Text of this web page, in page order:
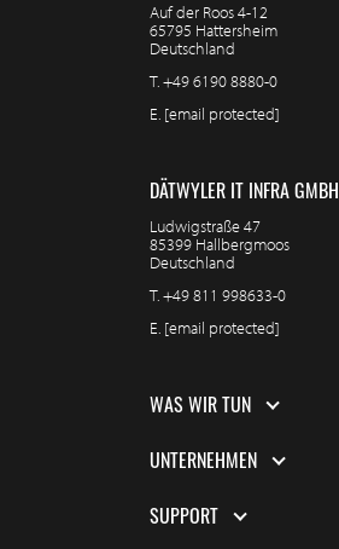
Auf der Roos 4-12
65795 Hattersheim
Deutschland
T.+49 6190 8880-0
E. [email protected]
DÄTWYLER IT INFRA GMBH
Ludwigstraße 47
85399 Hallbergmoos
Deutschland
T.+49 811 998633-0
E. [email protected]
WAS WIR TUN
UNTERNEHMEN
SUPPORT